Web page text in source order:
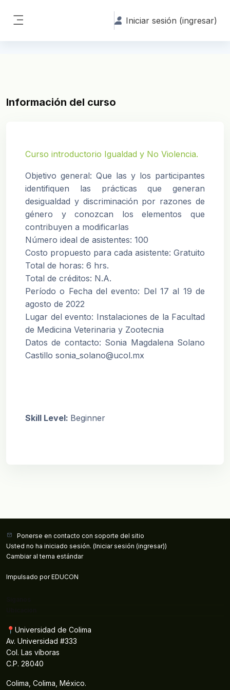
Saltar al contenido principal Iniciar sesión (ingresar)
Información del curso
Curso introductorio Igualdad y No Violencia.
Objetivo general: Que las y los participantes
identifiquen las prácticas que generan
desigualdad y discriminación por razones de
género y conozcan los elementos que
contribuyen a modificarlas
Número ideal de asistentes: 100
Costo propuesto para cada asistente: Gratuito
Total de horas: 6 hrs.
Total de créditos: N.A.
Período o Fecha del evento: Del 17 al 19 de
agosto de 2022
Lugar del evento: Instalaciones de la Facultad
de Medicina Veterinaria y Zootecnia
Datos de contacto: Sonia Magdalena Solano
Castillo sonia_solano@ucol.mx
Skill Level: Beginner
Ponerse en contacto con soporte del sitio
Usted no ha iniciado sesión. (Iniciar sesión (ingresar))
Cambiar al tema estándar
Impulsado porEDUCON
📍Universidad de Colima
Av. Universidad #333
Col. Las víboras
C.P. 28040
Colima, Colima, México.